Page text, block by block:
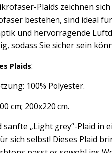
Plaids zeichnen
bestehen, sind ideal
und hervorragende
sodass Sie sicher sein
Plaids:
100% Polyester.
cm; 200x220 cm.
sanfte „Light grey“-Plaid
sich selbst! Dieses Plaid